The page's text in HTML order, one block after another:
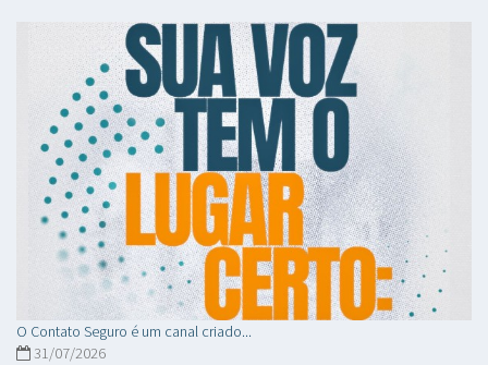
O Contato Seguro é um canal criado...
31/07/2026